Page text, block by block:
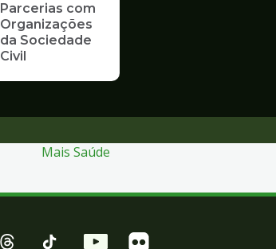
Parcerias com
Organizações
da Sociedade
Civil
Mais Saúde